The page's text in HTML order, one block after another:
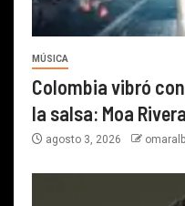
MÚSICA
Colombia vibró
la salsa: Moa
agosto 3, 2026